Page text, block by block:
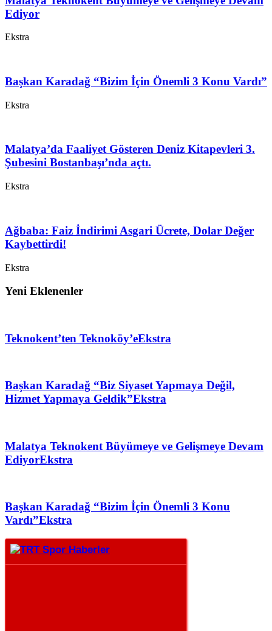
Ediyor
Ekstra
Başkan Karadağ “Bizim İçin Önemli 3 Konu Vardı”
Ekstra
Malatya’da Faaliyet Gösteren Deniz Kitapevleri 3.
Şubesini Bostanbaşı’nda açtı.
Ekstra
Ağbaba: Faiz İndirimi Asgari Ücrete, Dolar Değer
Kaybettirdi!
Ekstra
Yeni Eklenenler
Teknokent’ten Teknoköy’eEkstra
Başkan Karadağ “Biz Siyaset Yapmaya Değil,
Hizmet Yapmaya Geldik”Ekstra
Malatya Teknokent Büyümeye ve Gelişmeye Devam
EdiyorEkstra
Başkan Karadağ “Bizim İçin Önemli 3 Konu
Vardı”Ekstra